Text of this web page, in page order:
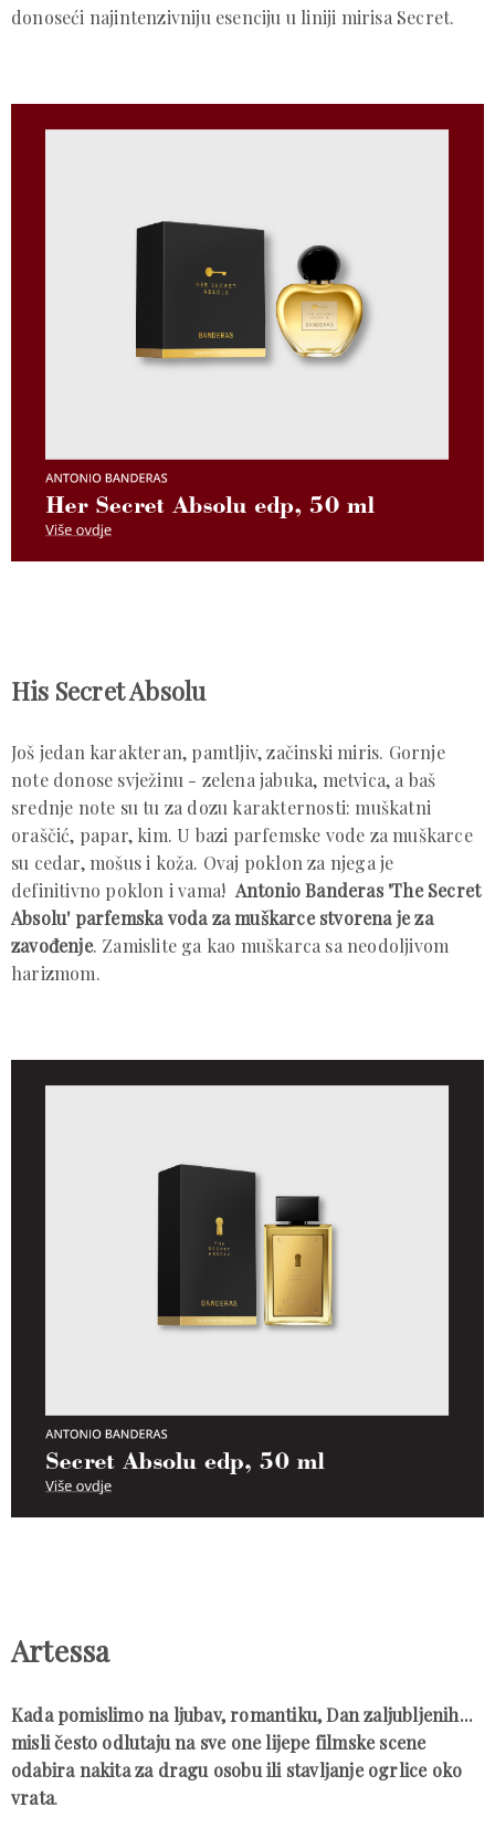
donoseći najintenzivniju esenciju u liniji mirisa Secret.
His Secret Absolu
Još jedan karakteran, pamtljiv, začinski miris. Gornje
note donose svježinu - zelena jabuka, metvica, a baš
srednje note su tu za dozu karakternosti: muškatni
oraščić, papar, kim. U bazi parfemske vode za muškarce
su cedar, mošus i koža. Ovaj poklon za njega je
definitivno poklon i vama! Antonio Banderas 'The Secret
Absolu' parfemska voda za muškarce stvorena je za
zavođenje. Zamislite ga kao muškarca sa neodoljivom
harizmom.
Artessa
Kada pomislimo na ljubav, romantiku, Dan zaljubljenih...
misli često odlutaju na sve one lijepe filmske scene
odabira nakita za dragu osobu ili stavljanje ogrlice oko
vrata.